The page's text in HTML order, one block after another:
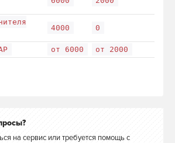
4000 0
от 6000 от 2000
на сервис или требуется помощь с